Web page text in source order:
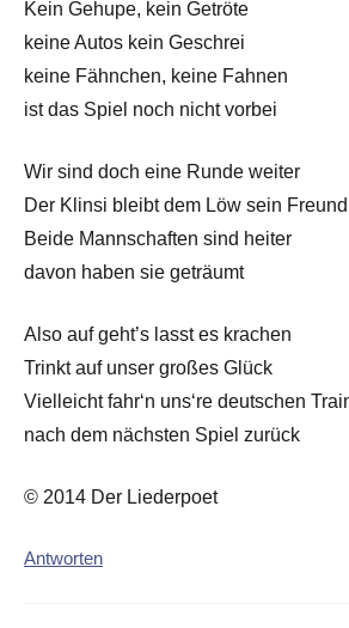
Kein Gehupe, kein Getröte
keine Autos kein Geschrei
keine Fähnchen, keine Fahnen
ist das Spiel noch nicht vorbei
Wir sind doch eine Runde weiter
Der Klinsi bleibt dem Löw sein Freund
Beide Mannschaften sind heiter
davon haben sie geträumt
Also auf geht’s lasst es krachen
Trinkt auf unser großes Glück
Vielleicht fahr‘n uns‘re deutschen
nach dem nächsten Spiel zurück
© 2014 Der Liederpoet
Antworten